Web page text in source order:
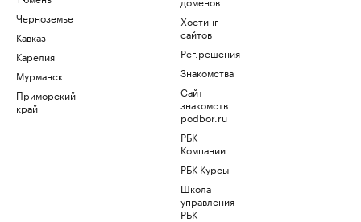
Черноземье
Кавказ
Карелия
Мурманск
Приморский
край
Хостинг
сайтов
Рег.решения
Знакомства
Сайт
знакомств
podbor.ru
РБК
Компании
РБК Курсы
Школа
управления
РБК